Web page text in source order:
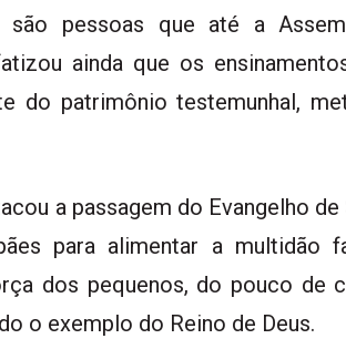
são pessoas que até a
ainda que os
do patrimôniotestemunhal,
a passagem do Evangelho
para alimentar a multidão
dos pequenos, do pouco de
o exemplo do Reino de Deus.